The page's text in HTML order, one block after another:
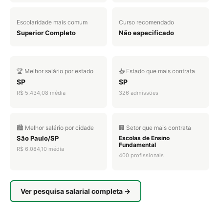
Escolaridade mais comum
Superior Completo
Curso recomendado
Não especificado
🏆 Melhor salário por estado
SP
R$ 5.434,08 média
📥 Estado que mais contrata
SP
326 admissões
🏙️ Melhor salário por cidade
São Paulo/SP
R$ 6.084,10 média
🏢 Setor que mais contrata
Escolas de Ensino
Fundamental
400 profissionais
Ver pesquisa salarial completa →